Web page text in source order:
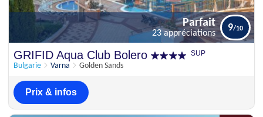
Parfait
GRIFID Aqua Club Bolero SUP
Bulgarie Varna Golden Sands
Parfait
23 appréciations
9
Prix & infos